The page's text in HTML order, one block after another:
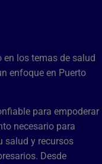
los temas de salud
enfoque en Puerto
para empoderar
necesario para
salud y recursos
Desde